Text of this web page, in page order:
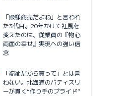
「殿様商売だよね」と言われ
た3代目。20年かけて社風を
変えたのは、従業員の『物心
両面の幸せ』実現への強い信
念
「福祉だから買って」とは言
わない。北海道のパティスリ
ーが貫く“作り手のプライド”